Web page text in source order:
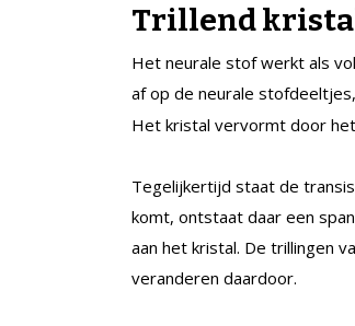
Trillend
Het neurale stof werkt als
af op de neurale
Het kristal vervormt door
Tegelijkertijd staat de
komt, ontstaat daar een
aan het kristal. De trillingen
veranderen daardoor.